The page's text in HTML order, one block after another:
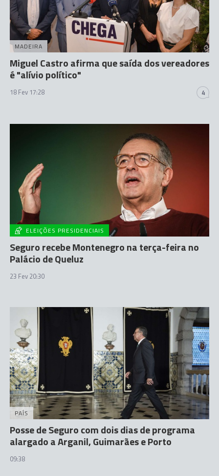
MADEIRA
Miguel Castro afirma que saída dos vereadores
é "alívio político"
18 Fev 17:28 4
ELEIÇÕES PRESIDENCIAIS
Seguro recebe Montenegro na terça-feira no
Palácio de Queluz
23 Fev 20:30
PAÍS
Posse de Seguro com dois dias de programa
alargado a Arganil, Guimarães e Porto
09:38